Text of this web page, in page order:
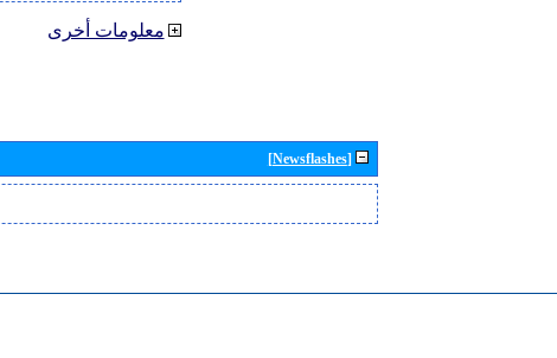
معلومات أخرى
[Newsflashes]